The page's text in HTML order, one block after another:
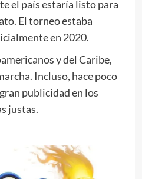
el país estaría listo para
El torneo estaba
en 2020.
y del Caribe,
Incluso, hace poco
publicidad en los
justas.